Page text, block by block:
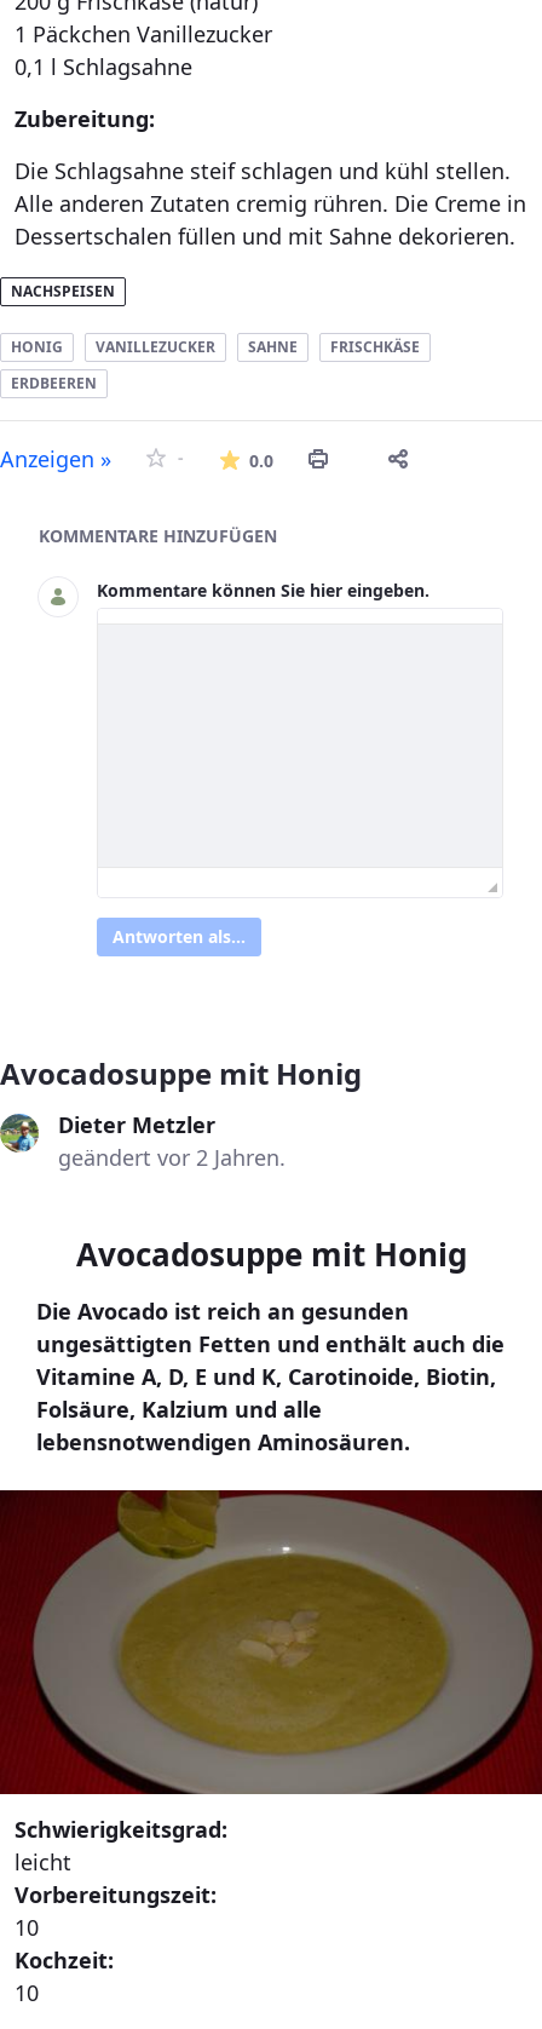
1 Päckchen Vanillezucker
0,1 l Schlagsahne
Zubereitung:
Die Schlagsahne steif schlagen und kühl stellen.
Alle anderen Zutaten cremig rühren. Die Creme in
Dessertschalen füllen und mit Sahne dekorieren.
NACHSPEISEN
HONIG VANILLEZUCKER SAHNE
FRISCHKÄSE
ERDBEEREN
Anzeigen » - 0.0Die durchschnittliche
Asset-Herausgeber
KOMMENTARE HINZUFÜGEN
Kommentare können Sie hier eingeben.
Antworten als...
Avocadosuppe mit Honig
Dieter Metzler
geändert vor 2 Jahren.
Avocadosuppe mit Honig
Die Avocado ist reich an gesunden
ungesättigten Fetten und enthält auch die
Vitamine A, D, E und K, Carotinoide, Biotin,
Folsäure, Kalzium und alle
lebensnotwendigen Aminosäuren.
Schwierigkeitsgrad:
leicht
Vorbereitungszeit:
10
Kochzeit:
10